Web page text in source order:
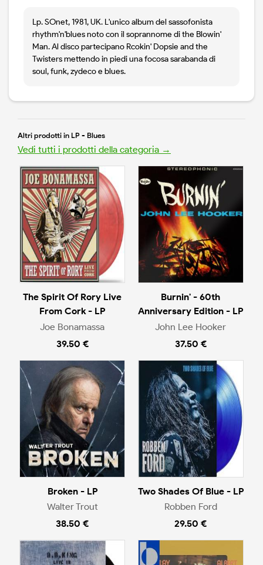
Lp. SOnet, 1981, UK. L'unico album del sassofonista
rhythm'n'blues noto con il soprannome di the Blowin'
Man. Al disco partecipano Rcokin' Dopsie and the
Twisters mettendo in piedi una focosa sarabanda di
soul, funk, zydeco e blues.
Altri prodotti in LP - Blues
Vedi tutti i prodotti della categoria →
The Spirit Of Rory Live
From Cork - LP
Joe Bonamassa
39.50 €
Burnin' - 60th
Anniversary Edition - LP
John Lee Hooker
37.50 €
Broken - LP
Walter Trout
38.50 €
Two Shades Of Blue - LP
Robben Ford
29.50 €